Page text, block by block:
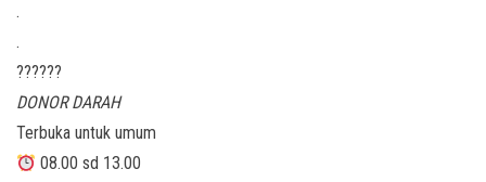
.
.
??????
DONOR DARAH
Terbuka untuk umum
08.00 sd 13.00